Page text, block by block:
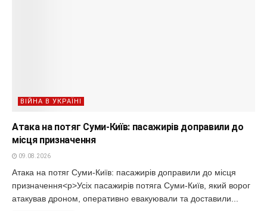
ВІЙНА В УКРАЇНІ
Атака на потяг Суми-Київ: пасажирів доправили до
місця призначення
09.08.2026
Атака на потяг Суми-Київ: пасажирів доправили до місця
призначення<p>Усіх пасажирів потяга Суми-Київ, який ворог
атакував дроном, оперативно евакуювали та доставили...